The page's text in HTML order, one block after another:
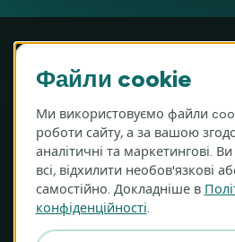
MIGAM S.A. · ul. Józefa Hauke-
Польща
KRS 0000983987 · NIP 9512387159
Номер рахунку (IBAN): PL96 1240
(Bank Pekao S.A., SWIFT/BIC:
Перекладач Migam (PL)
Ціни
Файли cookie
Ми використовуємо файли
роботи сайту, а за вашою
аналітичні та маркетингові.
всі, відхилити необов'язкові
самостійно. Докладніше в
конфіденційності